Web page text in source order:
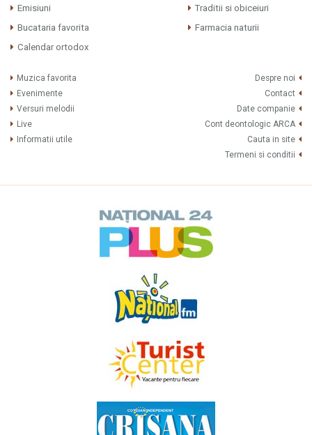
Emisiuni
Traditii si obiceiuri
Bucataria favorita
Farmacia naturii
Calendar ortodox
Muzica favorita
Evenimente
Versuri melodii
Live
Informatii utile
Despre noi
Contact
Date companie
Cont deontologic ARCA
Cauta in site
Termeni si conditii